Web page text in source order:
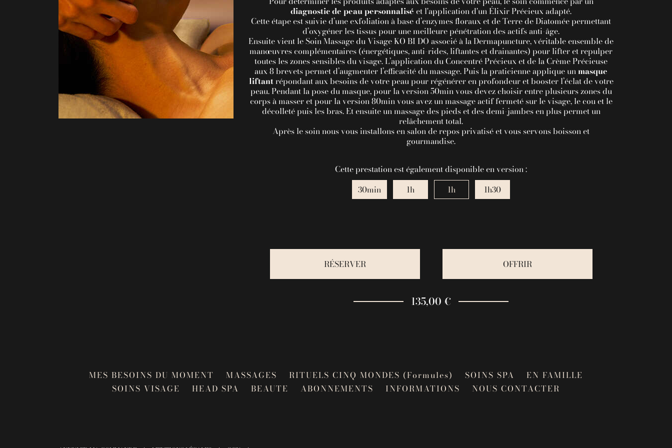
diagnostic de peau personnalisé et l'application d'un Élixir Précieux adapté.
Cette étape est suivie d’une exfoliation à base d’enzymes floraux et de Terre de Diatomée permettant
d’oxygéner les tissus pour une meilleure pénétration des actifs anti-âge.
Ensuite vient le Soin Massage du Visage KO BI DO associé à la Dermapuncture, véritable ensemble de
manœuvres complémentaires (énergétiques, anti-rides, liftantes et drainantes) pour lifter et repulper
toutes les zones sensibles du visage. L’application du Concentré Précieux et de la Crème Précieuse
aux 8 brevets permet d’augmenter l’efficacité du massage. Puis la praticienne applique unmasque
liftantrépondant aux besoins de votre peau pour régénérer en profondeur et booster l’éclat de votre
peau. Pendant la pose du masque, pour la version 50min vous devez choisir entre plusieurs zones du
corps à masser et pour la version 80min vous avez un massage actif fermeté sur le visage, le cou et le
décolleté puis les bras. Et ensuite un massage des pieds et des demi-jambes en plus permet un
relâchement total.
Après le soin nous vous installons en salon de repos privatisé et vous servons boisson et
gourmandise.
Cette prestation est également disponible en version :
30min
1h 1h 1h30
RÉSERVER OFFRIR
135,00 €
MES BESOINS DU MOMENT MASSAGES RITUELS CINQ MONDES (Formules) SOINS SPA
EN FAMILLE
SOINS VISAGE
HEAD SPA BEAUTE ABONNEMENTS INFORMATIONS NOUS CONTACTER